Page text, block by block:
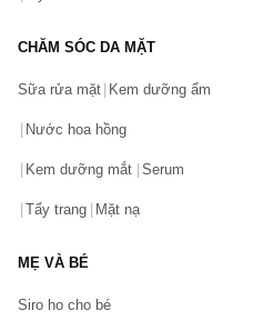
Bạn gặp vấn đề về sản
Hãy báo lỗi cho chúng tôi.
CHĂM SÓC DA MẶT
Sữa rửa mặt Kem dưỡng ẩm
Nước hoa hồng
Kem dưỡng mắt Serum
Tẩy trang Mặt nạ
MẸ VÀ BÉ
Siro ho cho bé